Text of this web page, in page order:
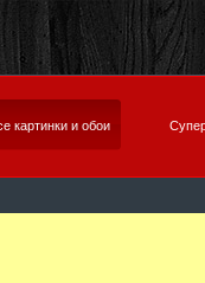
картинки и обои